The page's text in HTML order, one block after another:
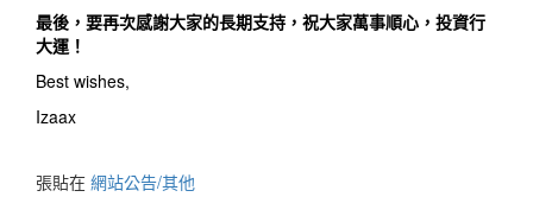
最後，要再次感謝大家的長期支持，祝大家萬事順心，投資行
大運！
Best wishes,
Izaax
張貼在 網站公告/其他